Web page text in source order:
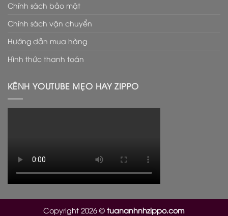
Chính sách bảo mật
Chính sách vận chuyển
Hướng dẫn mua hàng
Hình thức thanh toán
KÊNH YOUTUBE MẸO HAY ZIPPO
Copyright 2026 © tuananhnhzippo.com